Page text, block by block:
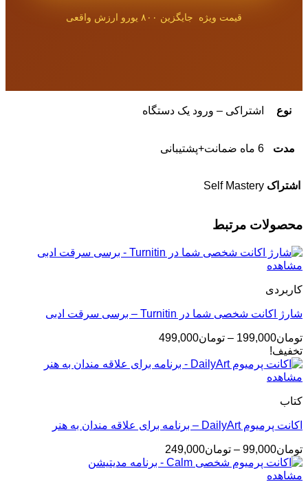
قیمت ویژه جایگزین ۸۰۰ یورو ارزش واقعی
نوع اشتراکی – ورود یک دستگاه
مدت 6 ماه ضمانت+پشتیبانی
اشتراک Self Mastery
محصولات مرتبط
مشاهده
کاربردی
شارژ اکانت شخصی شما در Turnitin – برسی سرقت ادبی
تومان199,000
– تومان499,000محدوده
تومان199,000
تخفیف!
مشاهده
کتاب
اکانت پرمیوم DailyArt – برنامه برای علاقه مندان به هنر
تومان99,000
– تومان249,000
قیمت:
مشاهده